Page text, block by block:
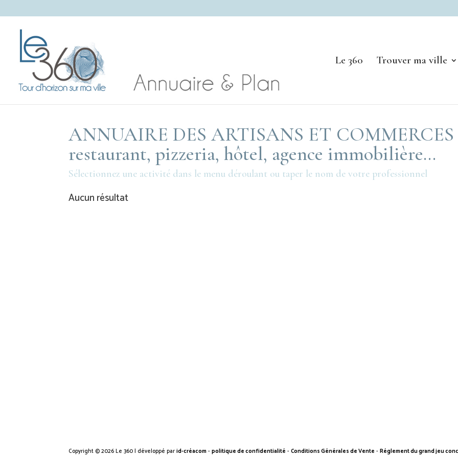
Le 360 Trouver ma ville
ANNUAIRE DES ARTISANS ET COMMERCES
restaurant, pizzeria, hôtel, agence immobilière…
Sélectionnez une activité dans le menu déroulant ou taper le nom de votre professionnel
Aucun résultat
Copyright ©2026Le 360 | développé parid-créacom-politique de confidentialité -Conditions Générales de Vente -Réglement du grand jeu